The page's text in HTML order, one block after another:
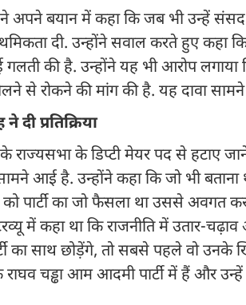
ने अपने बयान में कहा कि जब भी उन्हें
दी. उन्होंने सवाल करते हुए
गलती की है. उन्होंने यह भी आरोप
से रोकने की मांग की है. यह दावा
दी प्रतिक्रिया
के राज्यसभा के डिप्टी मेयर पद से हटाए
सामने आई है. उन्होंने कहा कि जो भी
पार्टी का जो फैसला था उससे अवगत
में कहा था कि राजनीति में उतार-
का साथ छोड़ेंगे, तो सबसे पहले वो
राघव चड्ढा आम आदमी पार्टी में हैं और